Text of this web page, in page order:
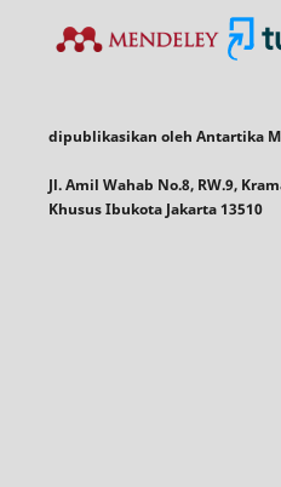
dipublikasikan oleh Antartika
Jl. Amil Wahab No.8, RW.9,
Khusus Ibukota Jakarta 13510